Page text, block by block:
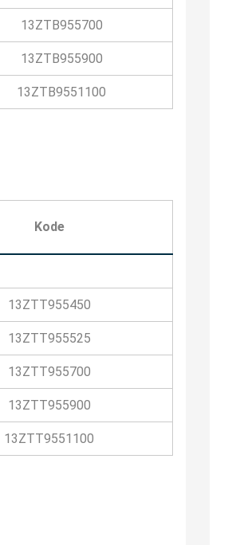
13ZTB955700
13ZTB955900
13ZTB9551100
Kode
13ZTT955450
13ZTT955525
13ZTT955700
13ZTT955900
13ZTT9551100